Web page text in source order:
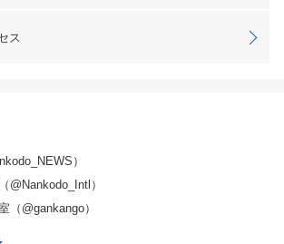
ス
）
@Nankodo_Intl）
（@gankango）